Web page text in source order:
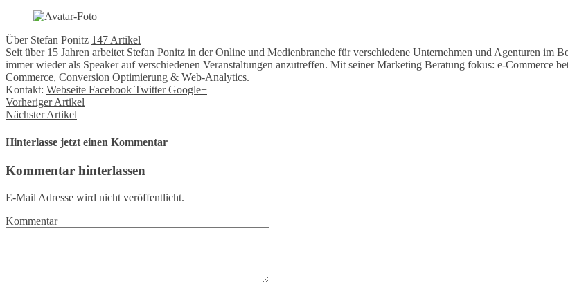
Über Stefan Ponitz 147 Artikel
Seit über 15 Jahren arbeitet Stefan Ponitz in der Online und Medienbranche für verschiedene Unternehmen und Agenturen im
immer wieder als Speaker auf verschiedenen Veranstaltungen anzutreffen. Mit seiner Marketing Beratung fokus: e-Commerce
Commerce, Conversion Optimierung & Web-Analytics.
Kontakt: Webseite Facebook Twitter Google+
Vorheriger Artikel
Nächster Artikel
Hinterlasse jetzt einen Kommentar
Kommentar hinterlassen
E-Mail Adresse wird nicht veröffentlicht.
Kommentar